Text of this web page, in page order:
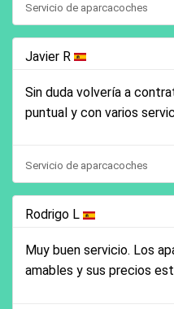
Servicio de aparcacoches
Javier R
Sin duda volvería a
puntual y con varios
Servicio de aparcacoches
Rodrigo L
Muy buen servicio. Los
amables y sus precios